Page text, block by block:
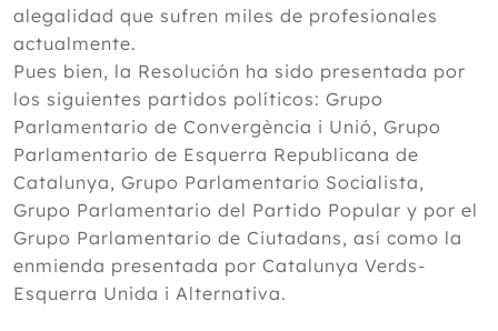
alegalidad que sufren miles de profesionales
actualmente.
Pues bien, la Resolución ha sido presentada por
los siguientes partidos políticos: Grupo
Parlamentario de Convergència i Unió, Grupo
Parlamentario de Esquerra Republicana de
Catalunya, Grupo Parlamentario Socialista,
Grupo Parlamentario del Partido Popular y por el
Grupo Parlamentario de Ciutadans, así como la
enmienda presentada por Catalunya Verds-
Esquerra Unida i Alternativa.